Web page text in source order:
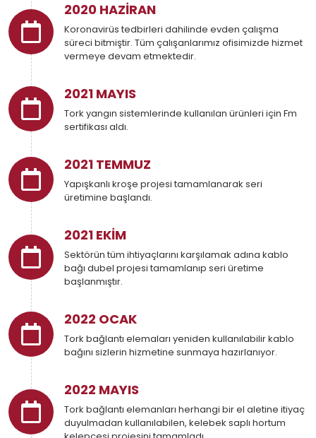
2020 HAZİRAN
Koronavirüs tedbirleri dahilinde evden çalışma
süreci bitmiştir. Tüm çalışanlarımız ofisimizde hizmet
vermeye devam etmektedir.
2021 MAYIS
Tork yangın sistemlerinde kullanılan ürünleri için Fm
sertifikası aldı.
2021 TEMMUZ
Yapışkanlı kroşe projesi tamamlanarak seri
üretimine başlandı.
2021 EKİM
Sektörün tüm ihtiyaçlarını karşılamak adına kablo
bağı dubel projesi tamamlanıp seri üretime
başlanmıştır.
2022 OCAK
Tork bağlantı elemaları yeniden kullanılabilir kablo
bağını sizlerin hizmetine sunmaya hazırlanıyor.
2022 MAYIS
Tork bağlantı elemanları herhangi bir el aletine itiyaç
duyulmadan kullanılabilen, kelebek saplı hortum